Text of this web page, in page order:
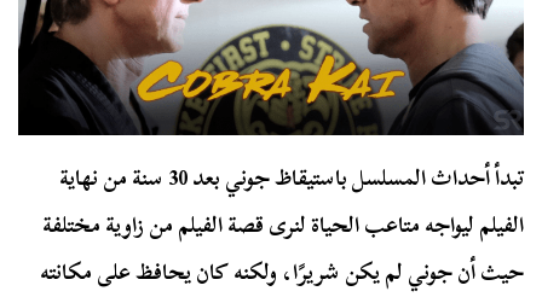
تبدأ أحداث المسلسل باستيقاظ جوني بعد 30 سنة من نهاية
الفيلم ليواجه متاعب الحياة لنرى قصة الفيلم من زاوية مختلفة
حيث أن جوني لم يكن شريرًا، ولكنه كان يحافظ على مكانته